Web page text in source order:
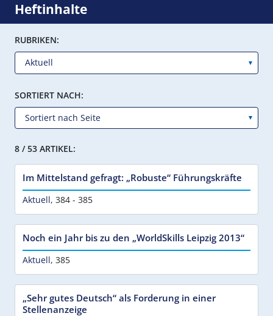
Heftinhalte
RUBRIKEN:
SORTIERT NACH:
8 / 53 ARTIKEL:
Im Mittelstand gefragt: „Robuste“ Führungskräfte
Aktuell, 384 - 385
Noch ein Jahr bis zu den „WorldSkills Leipzig 2013“
Aktuell, 385
„Sehr gutes Deutsch“ als Forderung in einer
Stellenanzeige